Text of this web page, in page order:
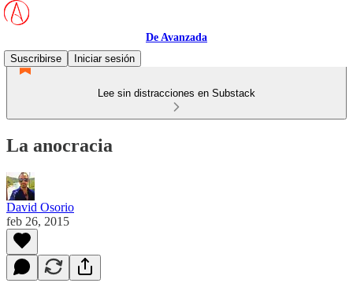
De Avanzada
Suscribirse
Iniciar sesión
Lee sin distracciones en Substack
La anocracia
David Osorio
feb 26, 2015